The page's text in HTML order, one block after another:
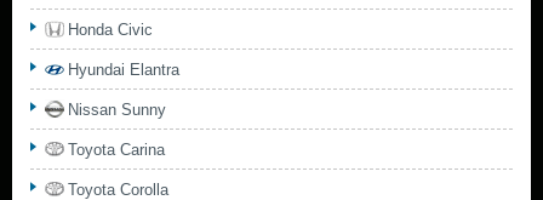
Honda Civic
Hyundai Elantra
Nissan Sunny
Toyota Carina
Toyota Corolla